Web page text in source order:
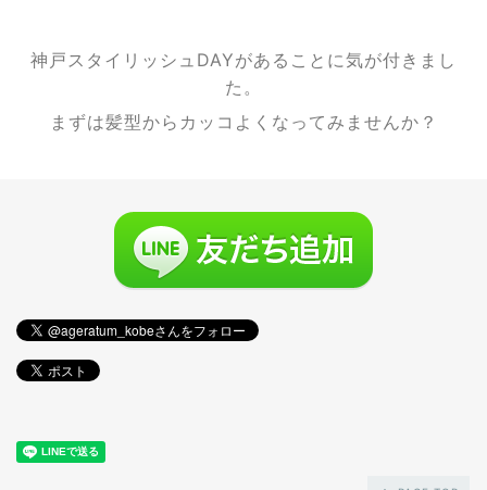
神戸スタイリッシュDAYがあることに気が付きまし
た。
まずは髪型からカッコよくなってみませんか？